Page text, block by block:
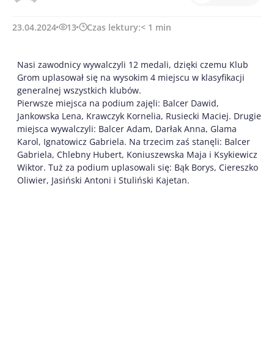
23.04.2024 13 Czas lektury:< 1 min
Nasi zawodnicy wywalczyli 12 medali, dzięki czemu Klub
Grom uplasował się na wysokim 4 miejscu w klasyfikacji
generalnej wszystkich klubów.
Pierwsze miejsca na podium zajęli: Balcer Dawid,
Jankowska Lena, Krawczyk Kornelia, Rusiecki Maciej. Drugie
miejsca wywalczyli: Balcer Adam, Darłak Anna, Glama
Karol, Ignatowicz Gabriela. Na trzecim zaś stanęli: Balcer
Gabriela, Chlebny Hubert, Koniuszewska Maja i Ksykiewicz
Wiktor. Tuż za podium uplasowali się: Bąk Borys, Ciereszko
Oliwier, Jasiński Antoni i Stuliński Kajetan.